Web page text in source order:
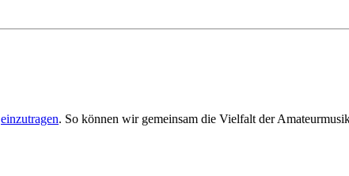
einzutragen. So können wir gemeinsam die Vielfalt der